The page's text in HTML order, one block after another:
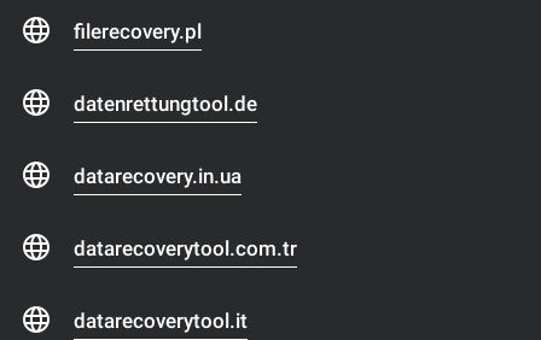
filerecovery.pl
datenrettungtool.de
datarecovery.in.ua
datarecoverytool.com.tr
datarecoverytool.it